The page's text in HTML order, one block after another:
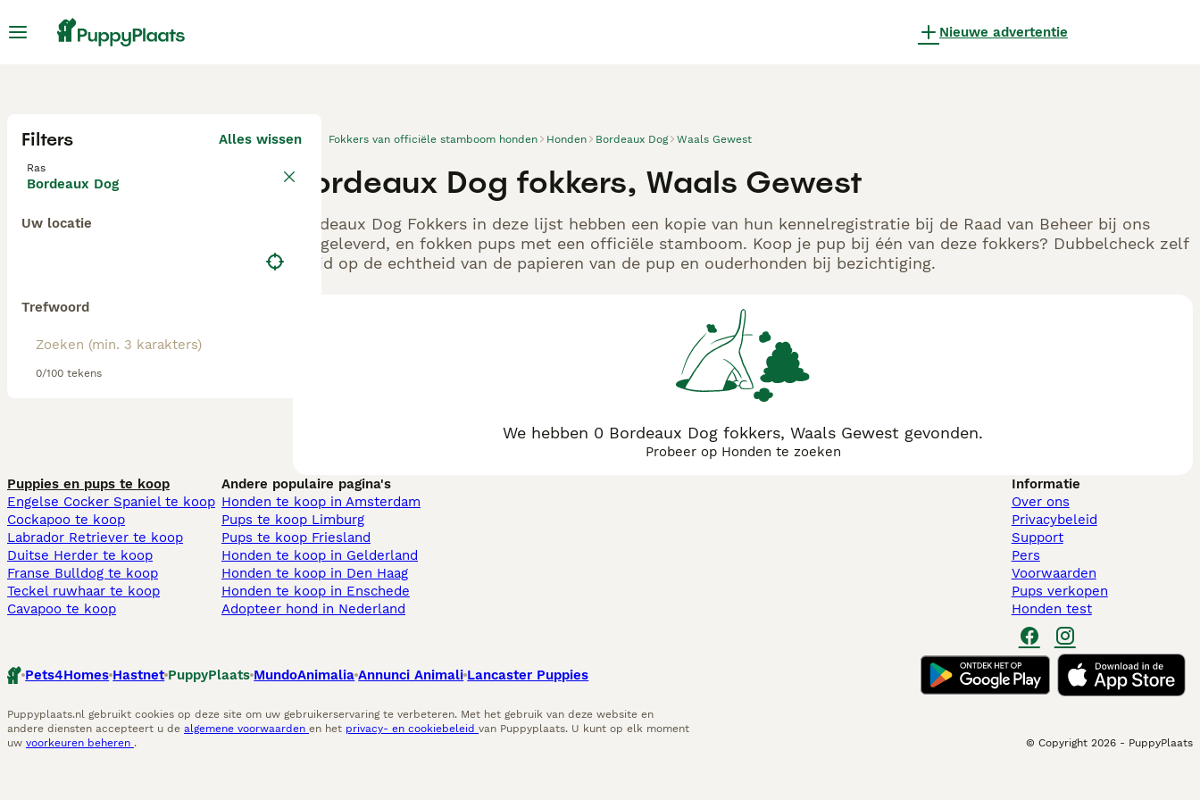
Nieuwe advertentie
Filters Alles wissen
Ras
Bordeaux Dog
Uw locatie
Trefwoord
0/100 tekens
Fokkers van officiële stamboom honden Honden Bordeaux Dog Waals Gewest
Bordeaux Dog fokkers, Waals Gewest
Bordeaux Dog Fokkers in deze lijst hebben een kopie van hun kennelregistratie bij de Raad van Beheer bij ons
aangeleverd, en fokken pups met een officiële stamboom. Koop je pup bij één van deze fokkers? Dubbelcheck zelf
altijd op de echtheid van de papieren van de pup en ouderhonden bij bezichtiging.
We hebben 0 Bordeaux Dog fokkers, Waals Gewest gevonden.
Probeer op Honden te zoeken
Puppies en pups te koop
Engelse Cocker Spaniel te koop
Cockapoo te koop
Labrador Retriever te koop
Duitse Herder te koop
Franse Bulldog te koop
Teckel ruwhaar te koop
Cavapoo te koop
Andere populaire pagina's
Honden te koop in Amsterdam
Pups te koop Limburg​
Pups te koop Friesland​
Honden te koop in Gelderland
Honden te koop in Den Haag
Honden te koop in Enschede
Adopteer hond in Nederland
Informatie
Over ons
Privacybeleid
Support
Pers
Voorwaarden
Pups verkopen
Honden test
Pets4Homes Hastnet PuppyPlaats MundoAnimalia Annunci Animali Lancaster Puppies
Puppyplaats.nl gebruikt cookies op deze site om uw gebruikerservaring te verbeteren. Met het gebruik van deze website en
andere diensten accepteert u de algemene voorwaarden en het privacy- en cookiebeleid van Puppyplaats. U kunt op elk moment
uw voorkeuren beheren . © Copyright 2026 - PuppyPlaats